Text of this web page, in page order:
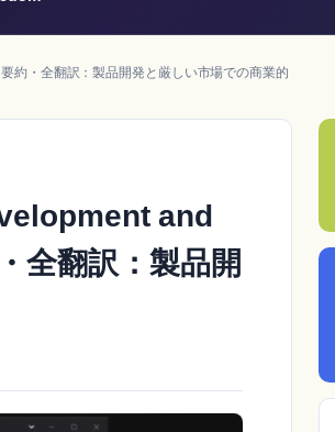
約・全翻訳：製品開発と厳しい市場での商業的
and
全翻訳：製品開